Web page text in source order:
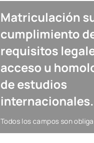
Matriculación
cumplimiento
requisitos
acceso u
de estudios
internacionales.
Todos los campos son